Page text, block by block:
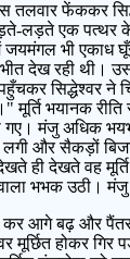
तलवार फेंककर
लड़ते एक पत्थर
भी एकाध
देख रही थी।
पहुँचकर सिद्धेश्वर
मूर्ति भयानक
गए। मंजु अधिक
लगी और सैकड़ों
ही देखते वह
भभक उठी। मंजु
आगे बढ़ और
मूर्छित होकर